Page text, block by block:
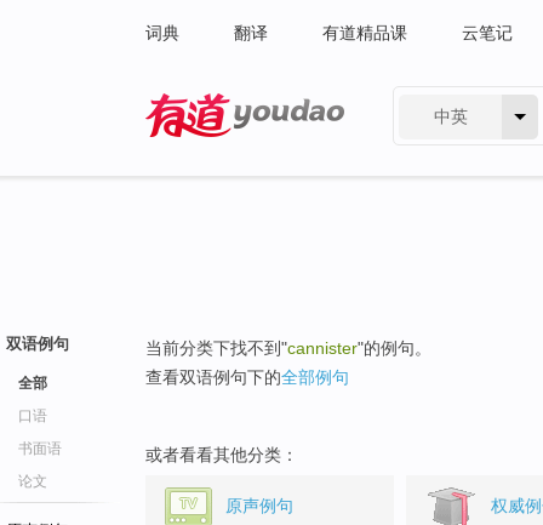
词典 翻译 有道精品课 云笔记
中英
双语例句
全部
口语
书面语
论文
当前分类下找不到"cannister"的例句。
查看双语例句下的全部例句
或者看看其他分类：
原声例句 权威